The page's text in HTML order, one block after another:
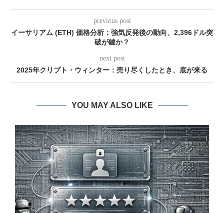
previous post
イーサリアム (ETH) 価格分析：強気反発後の動向、2,396ドル突
破が鍵か？
next post
2025年クリプト・ウィンター：売り尽くしたとき、底が来る
YOU MAY ALSO LIKE